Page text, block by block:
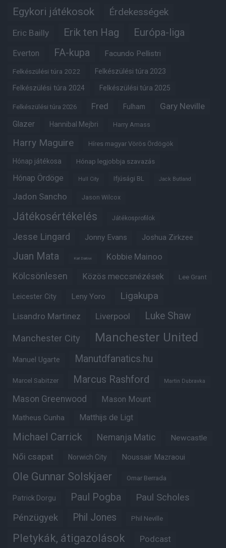
Egykori játékosok Érdekességek
Eric Bailly Erik ten Hag Európa-liga
Everton FA-kupa Facundo Pellistri
Felkészülési túra 2022 Felkészülési túra 2023
Felkészülési túra 2024 Felkészülési túra 2025
Felkészülési túra 2026 Fred Fulham Gary Neville
Glazer Hannibal Mejbri Harry Amass
Harry Maguire Híres magyar Vörös Ördögök
Hónap játékosa Hónap legjobbja szavazás
Hónap Ördöge Hull City Ifjúsági BL Jack Butland
Jadon Sancho Jason Wilcox
Játékosértékelés Játékosprofilok
Jesse Lingard Jonny Evans Joshua Zirkzee
Juan Mata Karl Darlow Kobbie Mainoo
Kölcsönlesen Közös meccsnézések Lee Grant
Leicester City Leny Yoro Ligakupa
Lisandro Martinez Liverpool Luke Shaw
Manchester City Manchester United
Manuel Ugarte Manutdfanatics.hu
Marcel Sabitzer Marcus Rashford Martin Dubravka
Mason Greenwood Mason Mount
Matheus Cunha Matthijs de Ligt
Michael Carrick Nemanja Matic Newcastle
Női csapat Norwich City Noussair Mazraoui
Ole Gunnar Solskjaer Omar Berrada
Patrick Dorgu Paul Pogba Paul Scholes
Pénzügyek Phil Jones Phil Neville
Pletykák, átigazolások Podcast